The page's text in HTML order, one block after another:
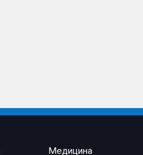
Медицина